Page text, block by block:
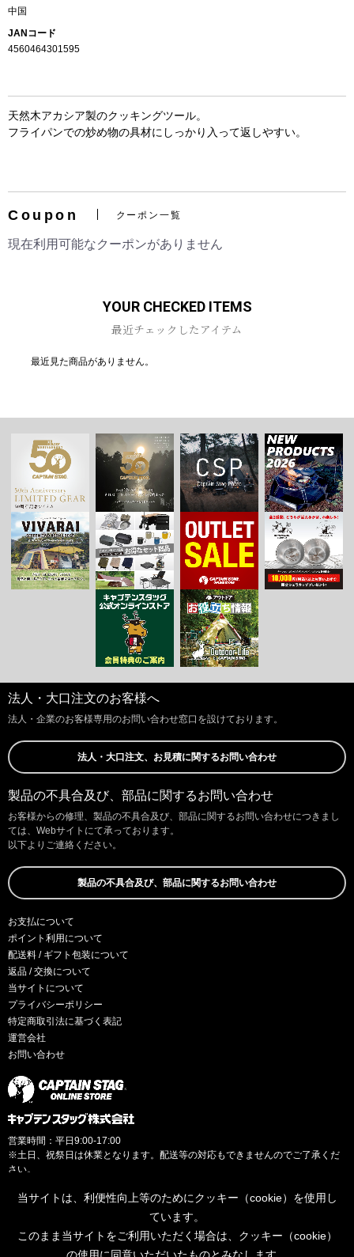
中国
JANコード
4560464301595
天然木アカシア製のクッキングツール。
フライパンでの炒め物の具材にしっかり入って返しやすい。
Coupon クーポン一覧
現在利用可能なクーポンがありません
YOUR CHECKED ITEMS
最近チェックしたアイテム
最近見た商品がありません。
法人・大口注文のお客様へ
法人・企業のお客様専用のお問い合わせ窓口を設けております。
法人・大口注文、お見積に関するお問い合わせ
製品の不具合及び、部品に関するお問い合わせ
お客様からの修理、製品の不具合及び、部品に関するお問い合わせにつきまし
ては、Webサイトにて承っております。
以下よりご連絡ください。
製品の不具合及び、部品に関するお問い合わせ
お支払について
ポイント利用について
配送料 / ギフト包装について
返品 / 交換について
当サイトについて
プライバシーポリシー
特定商取引法に基づく表記
運営会社
お問い合わせ
営業時間：平日9:00-17:00
※土日、祝祭日は休業となります。配送等の対応もできませんのでご了承くだ
さい。
当サイトは、利便性向上等のためにクッキー（cookie）を使用し
ています。
このまま当サイトをご利用いただく場合は、クッキー（cookie）